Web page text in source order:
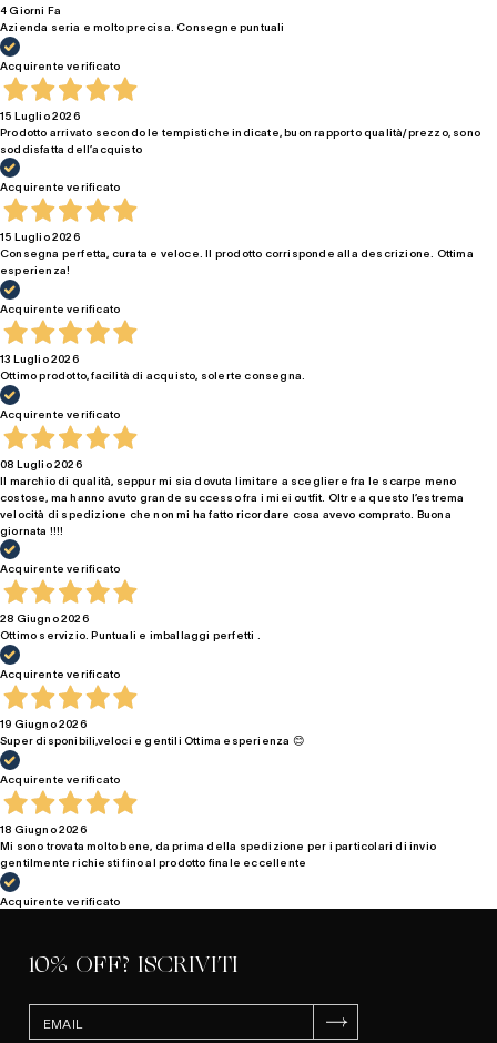
4 Giorni Fa
Azienda seria e molto precisa. Consegne puntuali
Acquirente verificato
15 Luglio 2026
Prodotto arrivato secondo le tempistiche indicate, buon rapporto qualità/prezzo, sono
soddisfatta dell’acquisto
Acquirente verificato
15 Luglio 2026
Consegna perfetta, curata e veloce. Il prodotto corrisponde alla descrizione. Ottima
esperienza!
Acquirente verificato
13 Luglio 2026
Ottimo prodotto, facilità di acquisto, solerte consegna.
Acquirente verificato
08 Luglio 2026
Il marchio di qualità, seppur mi sia dovuta limitare a scegliere fra le scarpe meno
costose, ma hanno avuto grande successo fra i miei outfit. Oltre a questo l’estrema
velocità di spedizione che non mi ha fatto ricordare cosa avevo comprato. Buona
giornata !!!!
Acquirente verificato
28 Giugno 2026
Ottimo servizio. Puntuali e imballaggi perfetti .
Acquirente verificato
19 Giugno 2026
Super disponibili,veloci e gentili Ottima esperienza 😊
Acquirente verificato
18 Giugno 2026
Mi sono trovata molto bene, da prima della spedizione per i particolari di invio
gentilmente richiesti fino al prodotto finale eccellente
Acquirente verificato
10% OFF? ISCRIVITI